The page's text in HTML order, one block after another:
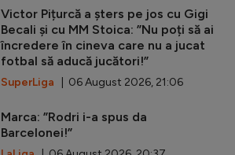
Victor Pițurcă a șters pe jos cu Gigi
Becali și cu MM Stoica: ”Nu poți să ai
încredere în cineva care nu a jucat
fotbal să aducă jucători!”
SuperLiga | 06 August 2026, 21:06
Marca: ”Rodri i-a spus da
Barcelonei!”